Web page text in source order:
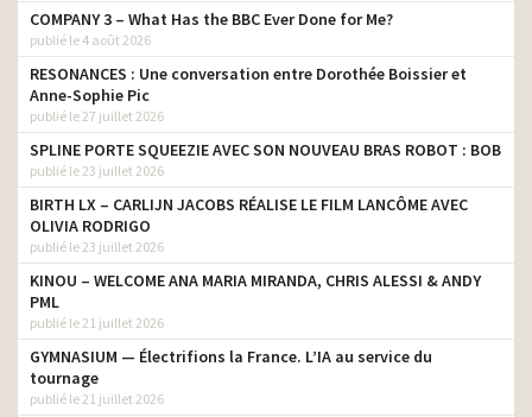
COMPANY 3 – What Has the BBC Ever Done for Me?
publié le 4 août 2026
RESONANCES : Une conversation entre Dorothée Boissier et
Anne-Sophie Pic
publié le 27 juillet 2026
SPLINE PORTE SQUEEZIE AVEC SON NOUVEAU BRAS ROBOT : BOB
publié le 23 juillet 2026
BIRTH LX – CARLIJN JACOBS RÉALISE LE FILM LANCÔME AVEC
OLIVIA RODRIGO
publié le 23 juillet 2026
KINOU – WELCOME ANA MARIA MIRANDA, CHRIS ALESSI & ANDY
PML
publié le 21 juillet 2026
GYMNASIUM — Électrifions la France. L’IA au service du
tournage
publié le 21 juillet 2026